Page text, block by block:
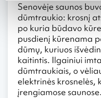
Senovėje saunos
dūmtraukio: krosnį
po kuria būdavo
pusdienį kūrenama
dūmų, kuriuos
kaitintis. Ilgainiui
dūmtraukiais, o
elektrinės krosnelės,
įrengiamose saunose.